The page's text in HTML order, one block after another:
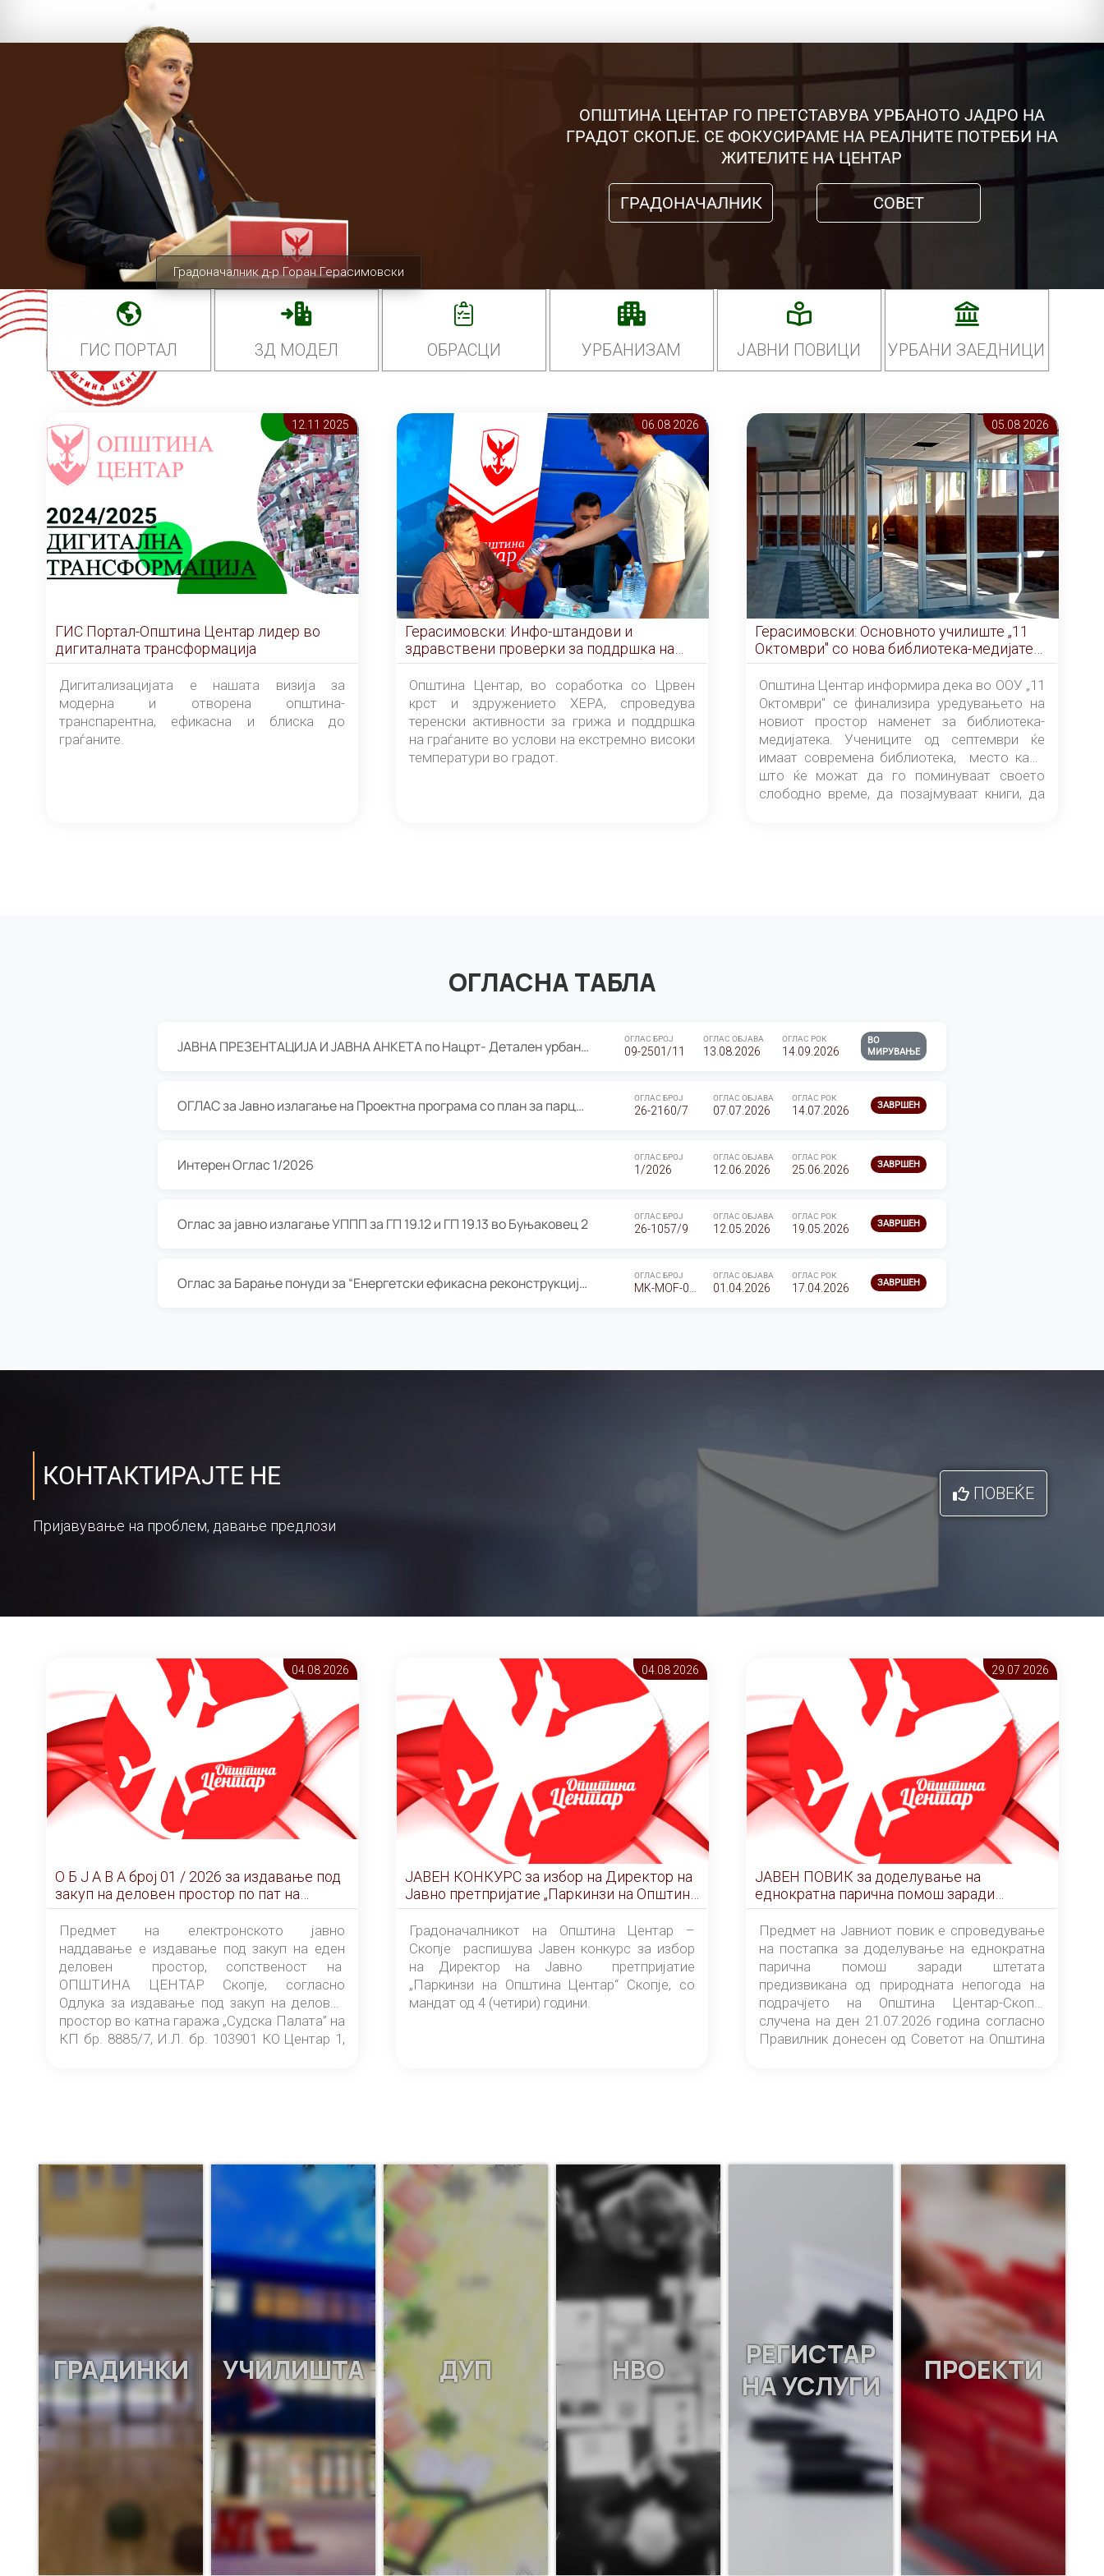
Градоначалник д-р Горан Герасимовски
ОПШТИНА ЦЕНТАР ГО ПРЕТСТАВУВА УРБАНОТО ЈАДРО НА
ГРАДОТ СКОПЈЕ. СЕ ФОКУСИРАМЕ НА РЕАЛНИТЕ ПОТРЕБИ НА
ЖИТЕЛИТЕ НА ЦЕНТАР
ГРАДОНАЧАЛНИК СОВЕТ
ГИС ПОРТАЛ 3Д МОДЕЛ ОБРАСЦИ УРБАНИЗАМ ЈАВНИ ПОВИЦИ УРБАНИ ЗАЕДНИЦИ
12.11 2025
ГИС Портал-Општина Центар лидер во
дигиталната трансформација
Дигитализацијата е нашата визија за
модерна и отворена општина-
транспарентна, ефикасна и блиска до
граѓаните.
06.08 2026
Герасимовски: Инфо-штандови и
здравствени проверки за поддршка на
граѓаните во услови на топлотен бран
Општина Центар, во соработка со Црвен
крст и здружението ХЕРА, спроведува
теренски активности за грижа и поддршка
на граѓаните во услови на екстремно високи
температури во градот.
05.08 2026
Герасимовски: Основното училиште „11
Октомври" со нова библиотека-медијатека
од септември
Општина Центар информира дека во ООУ „11
Октомври" се финализира уредувањето на
новиот простор наменет за библиотека-
медијатека. Учениците од септември ќе
имаат современа библиотека, место каде
што ќе можат да го поминуваат своето
слободно време, да позајмуваат книги, да
ОГЛАСНА ТАБЛА
ЈАВНА ПРЕЗЕНТАЦИЈА И ЈАВНА АНКЕТА по Нацрт- Детален урбанистички план Градска четврт Ј 05- Барутана, Општина Центар- Скопје, плански период 2025-2030 ОГЛАС БРОЈ
09-2501/11
ОГЛАС ОБЈАВА
13.08.2026
ОГЛАС РОК
14.09.2026
ВО
МИРУВАЊЕ
ОГЛАС за Јавно излагање на Проектна програма со план за парцелација за Урбанистички проект со план за парцелација за спојување на ГП 20.12 и ГП 20.37 од Изменување и дополнување на Детален урбанистички план Буњаковец 2, Општина Центар – Скопје ОГЛАС БРОЈ
26-2160/7
ОГЛАС ОБЈАВА
07.07.2026
ОГЛАС РОК
14.07.2026 ЗАВРШЕН
Интерен Оглас 1/2026 ОГЛАС БРОЈ
1/2026
ОГЛАС ОБЈАВА
12.06.2026
ОГЛАС РОК
25.06.2026 ЗАВРШЕН
Оглас за јавно излагање УППП за ГП 19.12 и ГП 19.13 во Буњаковец 2 ОГЛАС БРОЈ
26-1057/9
ОГЛАС ОБЈАВА
12.05.2026
ОГЛАС РОК
19.05.2026 ЗАВРШЕН
Оглас за Барање понуди за “Енергетски ефикасна реконструкција на објектот ООУ „Св. Кирил и Методиј" ОГЛАС БРОЈ ОГЛАС ОБЈАВА
01.04.2026
ОГЛАС РОК
17.04.2026 ЗАВРШЕН
КОНТАКТИРАЈТЕ НЕ
Пријавување на проблем, давање предлози
ПОВЕЌЕ
04.08 2026
О Б Ј А В А брoj 01 / 2026 за издавање под
закуп на деловен простор по пат на
ЕЛЕКТРОНСКО ЈАВНО НАДДАВАЊЕ
Предмет на електронското јавно
наддавање е издавање под закуп на еден
деловен простор, сопственост на
ОПШТИНА ЦЕНТАР Скопје, согласно
Одлука за издавање под закуп на деловен
простор во катна гаража „Судска Палата” на
КП бр. 8885/7, И.Л. бр. 103901 КО Центар 1,
понудувач.
04.08 2026
ЈАВЕН КОНКУРС за избор на Директор на
Јавно претпријатие „Паркинзи на Општина
Центар“ – Скопје
Градоначалникот на Општина Центар –
Скопје распишува Јавен конкурс за избор
на Директор на Јавно претпријатие
„Паркинзи на Општина Центар“ Скопје, со
мандат од 4 (четири) години.
29.07 2026
ЈАВЕН ПОВИК за доделување на
еднократна парична помош заради
штетата предизвикана од природната
непогода на подрачјето на Општина
Центар-Скопје случена на ден 21.07.2026
година
Предмет на Јавниот повик е спроведување
на постапка за доделување на еднократна
парична помош заради штетата
предизвикана од природната непогода на
подрачјето на Општина Центар-Скопје
случена на ден 21.07.2026 година согласно
Правилник донесен од Советот на Општина
ГРАДИНКИ УЧИЛИШТА ДУП НВО
РЕГИСТАР
НА УСЛУГИ
ПРОЕКТИ